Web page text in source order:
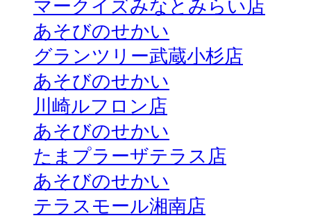
マークイズみなとみらい店
あそびのせかい
グランツリー武蔵小杉店
あそびのせかい
川崎ルフロン店
あそびのせかい
たまプラーザテラス店
あそびのせかい
テラスモール湘南店